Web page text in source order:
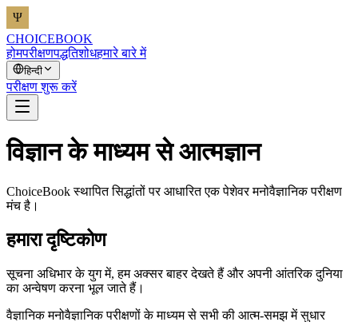
CHOICEBOOK
होमपरीक्षणपद्धतिशोधहमारे बारे में
हिन्दी
परीक्षण शुरू करें
विज्ञान के माध्यम से आत्मज्ञान
ChoiceBook स्थापित सिद्धांतों पर आधारित एक पेशेवर मनोवैज्ञानिक परीक्षण
मंच है।
हमारा दृष्टिकोण
सूचना अधिभार के युग में, हम अक्सर बाहर देखते हैं और अपनी आंतरिक दुनिया
का अन्वेषण करना भूल जाते हैं।
वैज्ञानिक मनोवैज्ञानिक परीक्षणों के माध्यम से सभी की आत्म-समझ में सुधार